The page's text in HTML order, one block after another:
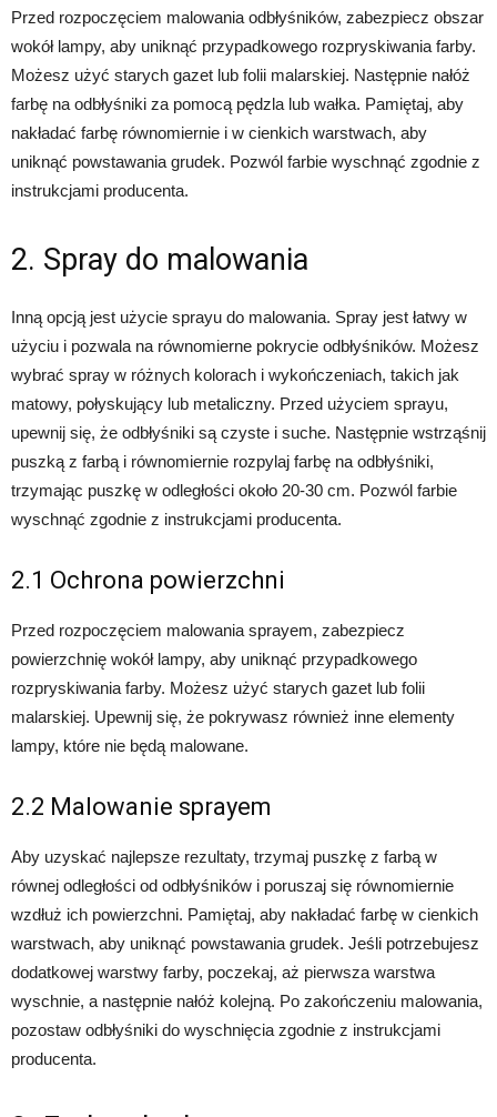
Przed rozpoczęciem malowania odbłyśników, zabezpiecz obszar
wokół lampy, aby uniknąć przypadkowego rozpryskiwania farby.
Możesz użyć starych gazet lub folii malarskiej. Następnie nałóż
farbę na odbłyśniki za pomocą pędzla lub wałka. Pamiętaj, aby
nakładać farbę równomiernie i w cienkich warstwach, aby
uniknąć powstawania grudek. Pozwól farbie wyschnąć zgodnie z
instrukcjami producenta.
2. Spray do malowania
Inną opcją jest użycie sprayu do malowania. Spray jest łatwy w
użyciu i pozwala na równomierne pokrycie odbłyśników. Możesz
wybrać spray w różnych kolorach i wykończeniach, takich jak
matowy, połyskujący lub metaliczny. Przed użyciem sprayu,
upewnij się, że odbłyśniki są czyste i suche. Następnie wstrząśnij
puszką z farbą i równomiernie rozpylaj farbę na odbłyśniki,
trzymając puszkę w odległości około 20-30 cm. Pozwól farbie
wyschnąć zgodnie z instrukcjami producenta.
2.1 Ochrona powierzchni
Przed rozpoczęciem malowania sprayem, zabezpiecz
powierzchnię wokół lampy, aby uniknąć przypadkowego
rozpryskiwania farby. Możesz użyć starych gazet lub folii
malarskiej. Upewnij się, że pokrywasz również inne elementy
lampy, które nie będą malowane.
2.2 Malowanie sprayem
Aby uzyskać najlepsze rezultaty, trzymaj puszkę z farbą w
równej odległości od odbłyśników i poruszaj się równomiernie
wzdłuż ich powierzchni. Pamiętaj, aby nakładać farbę w cienkich
warstwach, aby uniknąć powstawania grudek. Jeśli potrzebujesz
dodatkowej warstwy farby, poczekaj, aż pierwsza warstwa
wyschnie, a następnie nałóż kolejną. Po zakończeniu malowania,
pozostaw odbłyśniki do wyschnięcia zgodnie z instrukcjami
producenta.